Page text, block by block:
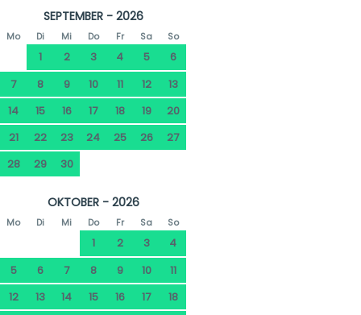
SEPTEMBER - 2026
Mo Di Mi Do Fr Sa So
1 2 3 4 5
6
7
8 9 10 11 12
13
14
15 16 17 18 19
20
21
22 23 24 25 26
27
28
29 30
OKTOBER - 2026
Mo Di Mi Do Fr Sa So
1 2 3
4
5
6 7 8 9 10
11
12
13 14 15 16 17
18